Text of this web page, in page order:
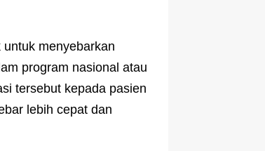
menyebarkan
program nasional atau
tersebut kepada pasien
lebih cepat dan